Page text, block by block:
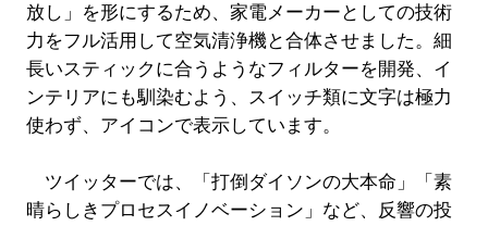
放し」を形にするため、家電メーカーとしての技術
力をフル活用して空気清浄機と合体させました。細
長いスティックに合うようなフィルターを開発、イ
ンテリアにも馴染むよう、スイッチ類に文字は極力
使わず、アイコンで表示しています。
ツイッターでは、「打倒ダイソンの大本命」「素
晴らしきプロセスイノベーション」など、反響の投